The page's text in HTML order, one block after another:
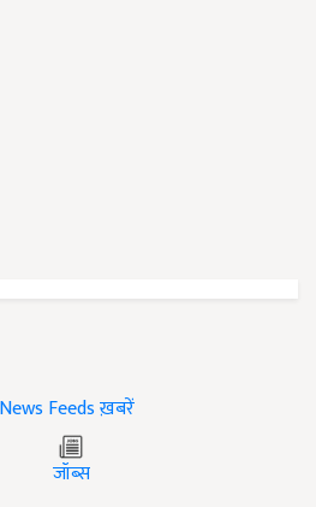
ख़बरें
जॉब्स